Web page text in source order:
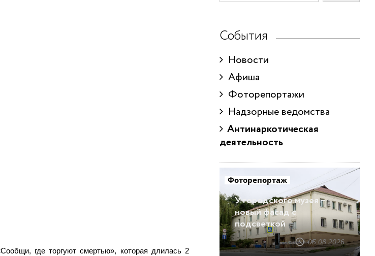
где торгуют смертью», которая длилась 2
События
Новости
Афиша
Фоторепортажи
Надзорные ведомства
Антинаркотическая
деятельность
Фоторепортаж
У городского музея –
новый фасад с
подсветкой
05.08.2026